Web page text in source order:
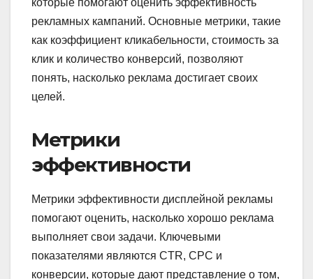
которые помогают оценить эффективность
рекламных кампаний. Основные метрики, такие
как коэффициент кликабельности, стоимость за
клик и количество конверсий, позволяют
понять, насколько реклама достигает своих
целей.
Метрики
эффективности
Метрики эффективности дисплейной рекламы
помогают оценить, насколько хорошо реклама
выполняет свои задачи. Ключевыми
показателями являются CTR, CPC и
конверсии, которые дают представление о том,